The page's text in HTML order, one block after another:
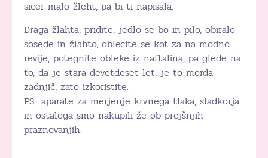
sicer malo žleht, pa bi ti napisala:
Draga žlahta, pridite, jedlo se bo in pilo, obiralo
sosede in žlahto, oblecite se kot za na modno
revije, potegnite obleke iz naftalina, pa glede na
to, da je stara devetdeset let, je to morda
zadnjič, zato izkoristite.
PS.: aparate za merjenje krvnega tlaka, sladkorja
in ostalega smo nakupili že ob prejšnjih
praznovanjih.